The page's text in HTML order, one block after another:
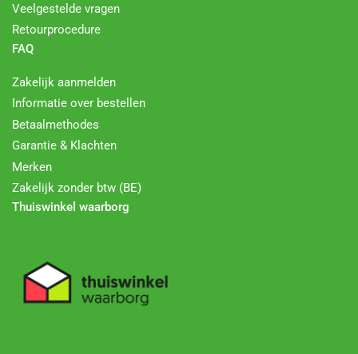
Veelgestelde vragen
Retourprocedure
FAQ
Zakelijk aanmelden
Informatie over bestellen
Betaalmethodes
Garantie & Klachten
Merken
Zakelijk zonder btw (BE)
Thuiswinkel waarborg